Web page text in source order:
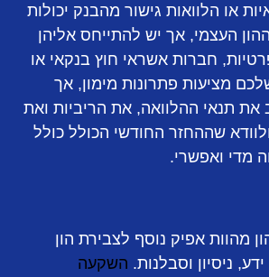
או הלוואות גישור מהבנק יכולות
העצמי, אך יש להתייחס אליהן
חברות אשראי חוץ בנקאי או
מציעות פתרונות מימון, אך
את תנאי ההלוואה, את הריביות ואת
שההחזר החודשי הכולל כולל
מדי ואפשרי.
מהוות אפיק נוסף לצבירת הון
ניסיון וסבלנות. השקעה